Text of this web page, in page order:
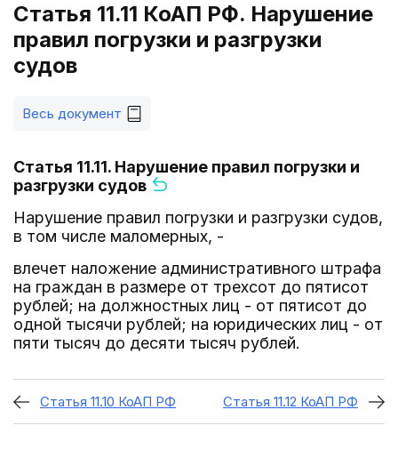
Статья 11.11 КоАП РФ. Нарушение
правил погрузки и разгрузки
судов
Весь документ
Статья 11.11. Нарушение правил погрузки и
разгрузки судов
Нарушение правил погрузки и разгрузки судов,
в том числе маломерных, -
влечет наложение административного штрафа
на граждан в размере от трехсот до пятисот
рублей; на должностных лиц - от пятисот до
одной тысячи рублей; на юридических лиц - от
пяти тысяч до десяти тысяч рублей.
Статья 11.10 КоАП РФ Статья 11.12 КоАП РФ